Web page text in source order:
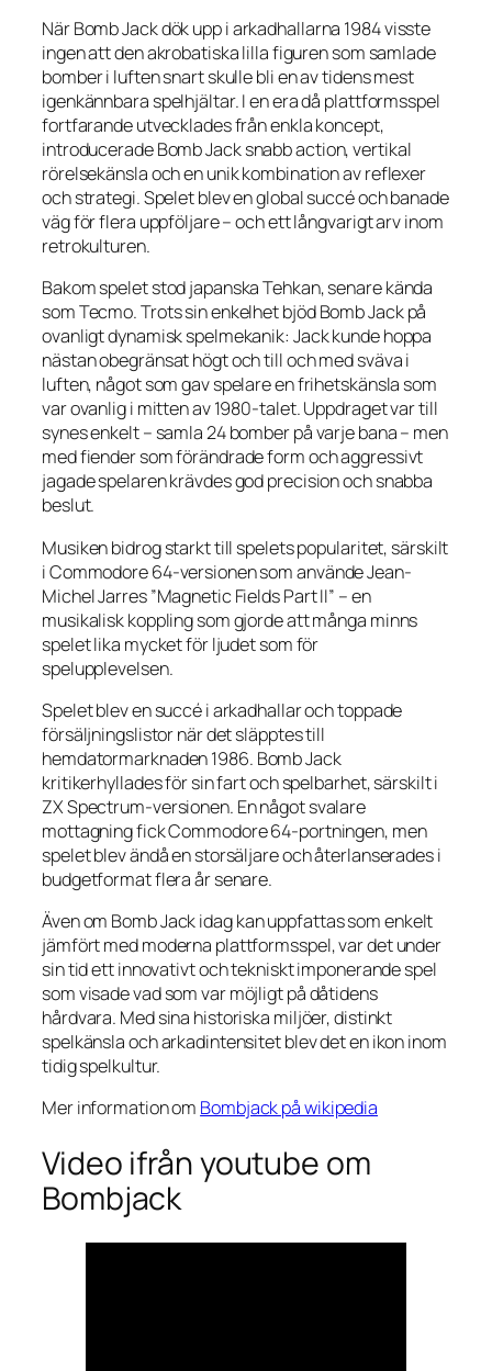
NärBomb Jackdök upp i arkadhallarna 1984 visste
ingen att den akrobatiska lilla figuren som samlade
bomber i luften snart skulle bli en av tidens mest
igenkännbara spelhjältar. I en era då plattformsspel
fortfarande utvecklades från enkla koncept,
introduceradeBomb Jacksnabb action, vertikal
rörelsekänsla och en unik kombination av reflexer
och strategi. Spelet blev en global succé och banade
väg för flera uppföljare – och ett långvarigt arv inom
retrokulturen.
Bakom spelet stod japanska Tehkan, senare kända
som Tecmo. Trots sin enkelhet bjödBomb Jackpå
ovanligt dynamisk spelmekanik: Jack kunde hoppa
nästan obegränsat högt och till och med sväva i
luften, något som gav spelare en frihetskänsla som
var ovanlig i mitten av 1980-talet. Uppdraget var till
synes enkelt – samla 24 bomber på varje bana – men
med fiender som förändrade form och aggressivt
jagade spelaren krävdes god precision och snabba
beslut.
Musiken bidrog starkt till spelets popularitet, särskilt
i Commodore 64-versionen som använde Jean-
Michel Jarres ”Magnetic Fields Part II” – en
musikalisk koppling som gjorde att många minns
spelet lika mycket för ljudet som för
spelupplevelsen.
Spelet blev en succé i arkadhallar och toppade
försäljningslistor när det släpptes till
hemdatormarknaden 1986. Bomb Jack
kritikerhyllades för sin fart och spelbarhet, särskilt i
ZX Spectrum-versionen. En något svalare
mottagning fick Commodore 64-portningen, men
spelet blev ändå en storsäljare och återlanserades i
budgetformat flera år senare.
Även om Bomb Jackidag kan uppfattas som enkelt
jämfört med moderna plattformsspel, var det under
sin tid ett innovativt och tekniskt imponerande spel
som visade vad som var möjligt på dåtidens
hårdvara. Med sina historiska miljöer, distinkt
spelkänsla och arkadintensitet blev det en ikon inom
tidig spelkultur.
Mer information om Bombjack på wikipedia
Video ifrån youtube om
Bombjack